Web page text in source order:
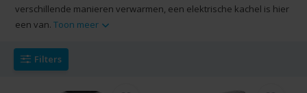
verschillende manieren verwarmen, een elektrische kachel is hier
een van.Toon meer
Filters